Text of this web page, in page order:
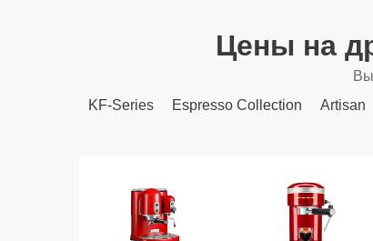
Цены на
KF-Series
Espresso Collection Artisan